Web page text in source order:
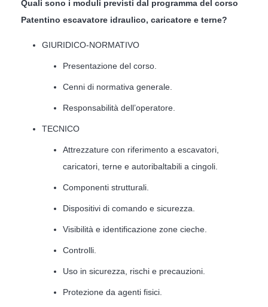
Quali sono i moduli previsti dal programma del corso
Patentino escavatore idraulico, caricatore e terne?
GIURIDICO-NORMATIVO
Presentazione del corso.
Cenni di normativa generale.
Responsabilità dell’operatore.
TECNICO
Attrezzature con riferimento a escavatori,
caricatori, terne e autoribaltabili a cingoli.
Componenti strutturali.
Dispositivi di comando e sicurezza.
Visibilità e identificazione zone cieche.
Controlli.
Uso in sicurezza, rischi e precauzioni.
Protezione da agenti fisici.